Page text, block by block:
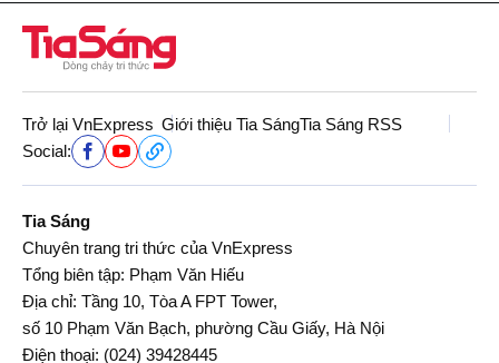
Trở lại VnExpress Giới thiệu Tia SángTia Sáng RSS
Social:
Tia Sáng
Chuyên trang tri thức của VnExpress
Tổng biên tập: Phạm Văn Hiếu
Địa chỉ: Tầng 10, Tòa A FPT Tower,
số 10 Phạm Văn Bạch, phường Cầu Giấy, Hà Nội
Điện thoại: (024) 39428445